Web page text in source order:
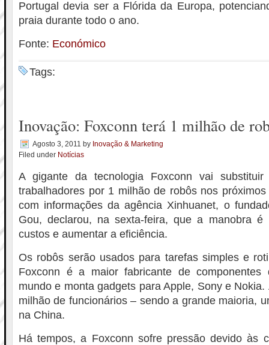
Portugal devia ser a Flórida da Europa,
praia durante todo o ano.
Fonte: Económico
Tags:
Inovação: Foxconn terá 1 milhão de
Agosto 3, 2011 by Inovação & Marketing
Filed under Notícias
A gigante da tecnologia Foxconn vai
trabalhadores por 1 milhão de robôs nos
com informações da agência Xinhuanet, o
Gou, declarou, na sexta-feira, que a manobra
custos e aumentar a eficiência.
Os robôs serão usados para tarefas simples e
Foxconn é a maior fabricante de componentes
mundo e monta gadgets para Apple, Sony e
milhão de funcionários – sendo a grande maioria,
na China.
Há tempos, a Foxconn sofre pressão devido às